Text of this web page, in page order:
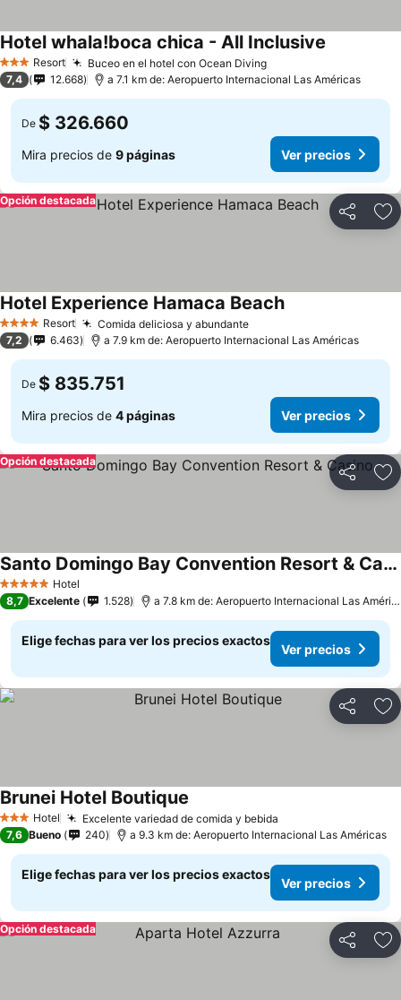
3 EstrellasResort Buceo en el hotel con Ocean Diving
Hotel whala!boca chica - All Inclusive
7,4 12.668 a 7.1 km de: Aeropuerto Internacional Las Américas
De $ 326.660
Mira precios de 9 páginas Ver precios
Compartir
Opción destacada
4 EstrellasResort Comida deliciosa y abundante
Hotel Experience Hamaca Beach
7,2 6.463 a 7.9 km de: Aeropuerto Internacional Las Américas
De $ 835.751
Mira precios de 4 páginas Ver precios
Compartir
Opción destacada
5 Estrellas Hotel
Santo Domingo Bay Convention Resort & Casino
8,7 Excelente 1.528 a 7.8 km de: Aeropuerto Internacional Las Américas
Elige fechas para ver los precios exactos
Ver precios
Compartir
3 Estrellas
Hotel Excelente variedad de comida y bebida
Brunei Hotel Boutique
7,6 Bueno 240 a 9.3 km de: Aeropuerto Internacional Las Américas
Elige fechas para ver los precios exactos
Ver precios
Compartir
Opción destacada